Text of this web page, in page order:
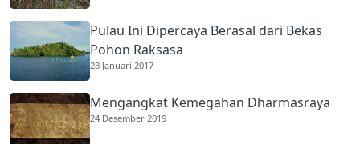
Pulau Ini Dipercaya Berasal dari Bekas
Pohon Raksasa
28 Januari 2017
Mengangkat Kemegahan Dharmasraya
24 Desember 2019